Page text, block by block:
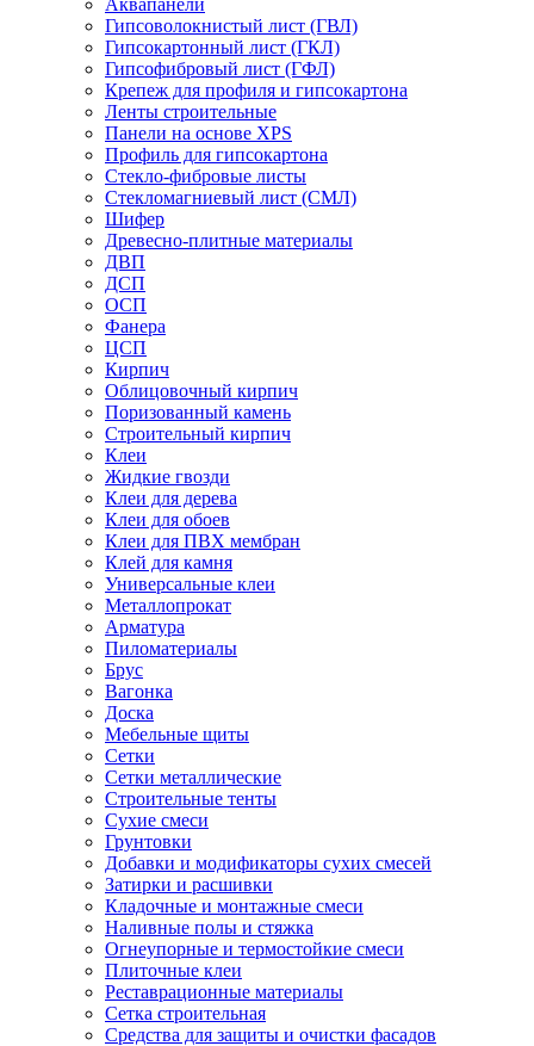
Гипсоволокнистый лист (ГВЛ)
Гипсокартонный лист (ГКЛ)
Гипсофибровый лист (ГФЛ)
Крепеж для профиля и гипсокартона
Ленты строительные
Панели на основе XPS
Профиль для гипсокартона
Стекло-фибровые листы
Стекломагниевый лист (СМЛ)
Шифер
Древесно-плитные материалы
ДВП
ДСП
ОСП
Фанера
ЦСП
Кирпич
Облицовочный кирпич
Поризованный камень
Строительный кирпич
Клеи
Жидкие гвозди
Клеи для дерева
Клеи для обоев
Клеи для ПВХ мембран
Клей для камня
Универсальные клеи
Металлопрокат
Арматура
Пиломатериалы
Брус
Вагонка
Доска
Мебельные щиты
Сетки
Сетки металлические
Строительные тенты
Сухие смеси
Грунтовки
Добавки и модификаторы сухих смесей
Затирки и расшивки
Кладочные и монтажные смеси
Наливные полы и стяжка
Огнеупорные и термостойкие смеси
Плиточные клеи
Реставрационные материалы
Сетка строительная
Средства для защиты и очистки фасадов